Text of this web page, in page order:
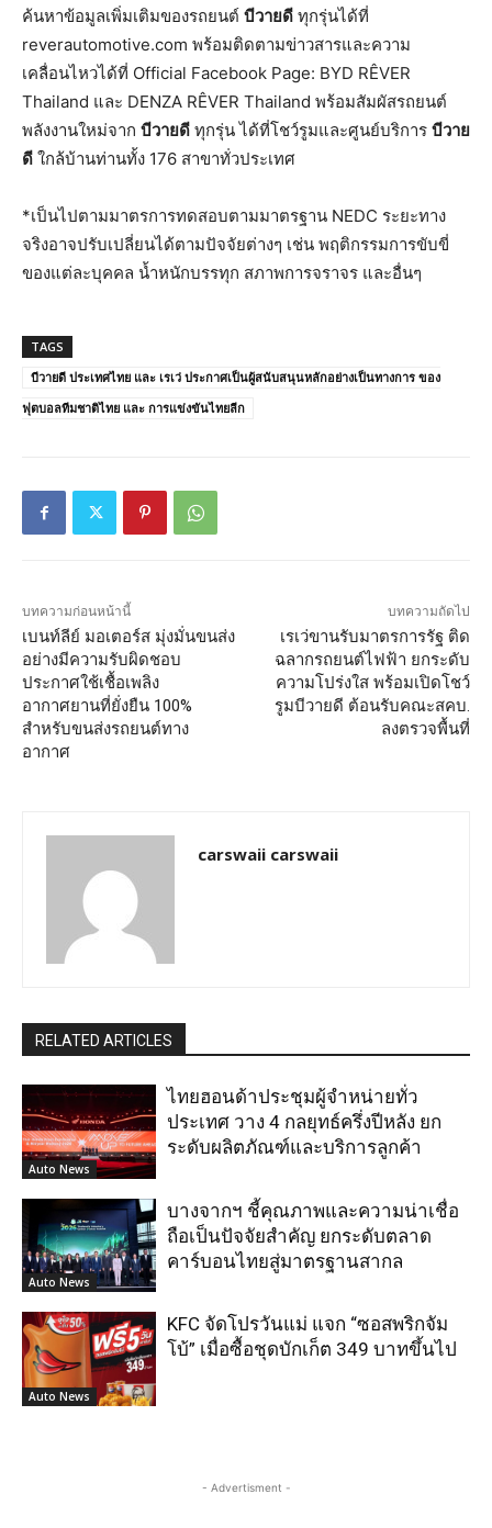
ค้นหาข้อมูลเพิ่มเติมของรถยนต์ บีวายดี ทุกรุ่นได้ที่
reverautomotive.com พร้อมติดตามข่าวสารและความ
เคลื่อนไหวได้ที่ Official Facebook Page: BYD RÊVER
Thailand และ DENZA RÊVER Thailand พร้อมสัมผัสรถยนต์
พลังงานใหม่จาก บีวายดี ทุกรุ่น ได้ที่โชว์รูมและศูนย์บริการ บีวาย
ดี ใกล้บ้านท่านทั้ง 176 สาขาทั่วประเทศ
*เป็นไปตามมาตรการทดสอบตามมาตรฐาน NEDC ระยะทาง
จริงอาจปรับเปลี่ยนได้ตามปัจจัยต่างๆ เช่น พฤติกรรมการขับขี่
ของแต่ละบุคคล น้ำหนักบรรทุก สภาพการจราจร และอื่นๆ
TAGS
บีวายดี ประเทศไทย และ เรเว่ ประกาศเป็นผู้สนับสนุนหลักอย่างเป็นทางการ ของ
ฟุตบอลทีมชาติไทย และ การแข่งขันไทยลีก
บทความก่อนหน้านี้
เบนท์ลีย์ มอเตอร์ส มุ่งมั่นขนส่ง
อย่างมีความรับผิดชอบ
ประกาศใช้เชื้อเพลิง
อากาศยานที่ยั่งยืน 100%
สำหรับขนส่งรถยนต์ทาง
อากาศ
บทความถัดไป
เรเว่ขานรับมาตรการรัฐ ติด
ฉลากรถยนต์ไฟฟ้า ยกระดับ
ความโปร่งใส พร้อมเปิดโชว์
รูมบีวายดี ต้อนรับคณะสคบ.
ลงตรวจพื้นที่
carswaii carswaii
RELATED ARTICLES
Auto News
ไทยฮอนด้าประชุมผู้จำหน่ายทั่ว
ประเทศ วาง 4 กลยุทธ์ครึ่งปีหลัง ยก
ระดับผลิตภัณฑ์และบริการลูกค้า
Auto News
บางจากฯ ชี้คุณภาพและความน่าเชื่อ
ถือเป็นปัจจัยสำคัญ ยกระดับตลาด
คาร์บอนไทยสู่มาตรฐานสากล
Auto News
KFC จัดโปรวันแม่ แจก “ซอสพริกจัม
โบ้” เมื่อซื้อชุดบักเก็ต 349 บาทขึ้นไป
- Advertisment -